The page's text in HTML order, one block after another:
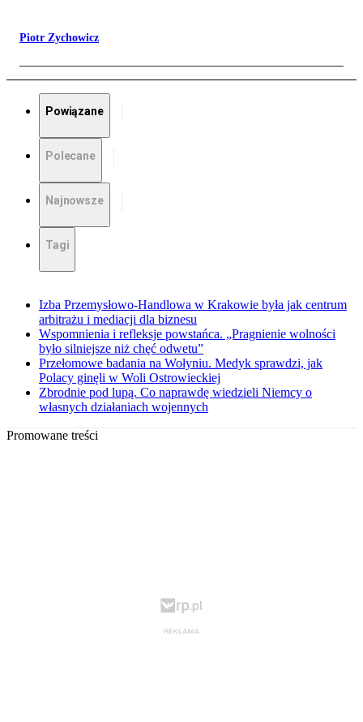
Piotr Zychowicz
Powiązane
Polecane
Najnowsze
Tagi
Izba Przemysłowo-Handlowa w Krakowie była jak centrum
arbitrażu i mediacji dla biznesu
Wspomnienia i refleksje powstańca. „Pragnienie wolności
było silniejsze niż chęć odwetu”
Przełomowe badania na Wołyniu. Medyk sprawdzi, jak
Polacy ginęli w Woli Ostrowieckiej
Zbrodnie pod lupą. Co naprawdę wiedzieli Niemcy o
własnych działaniach wojennych
Promowane treści